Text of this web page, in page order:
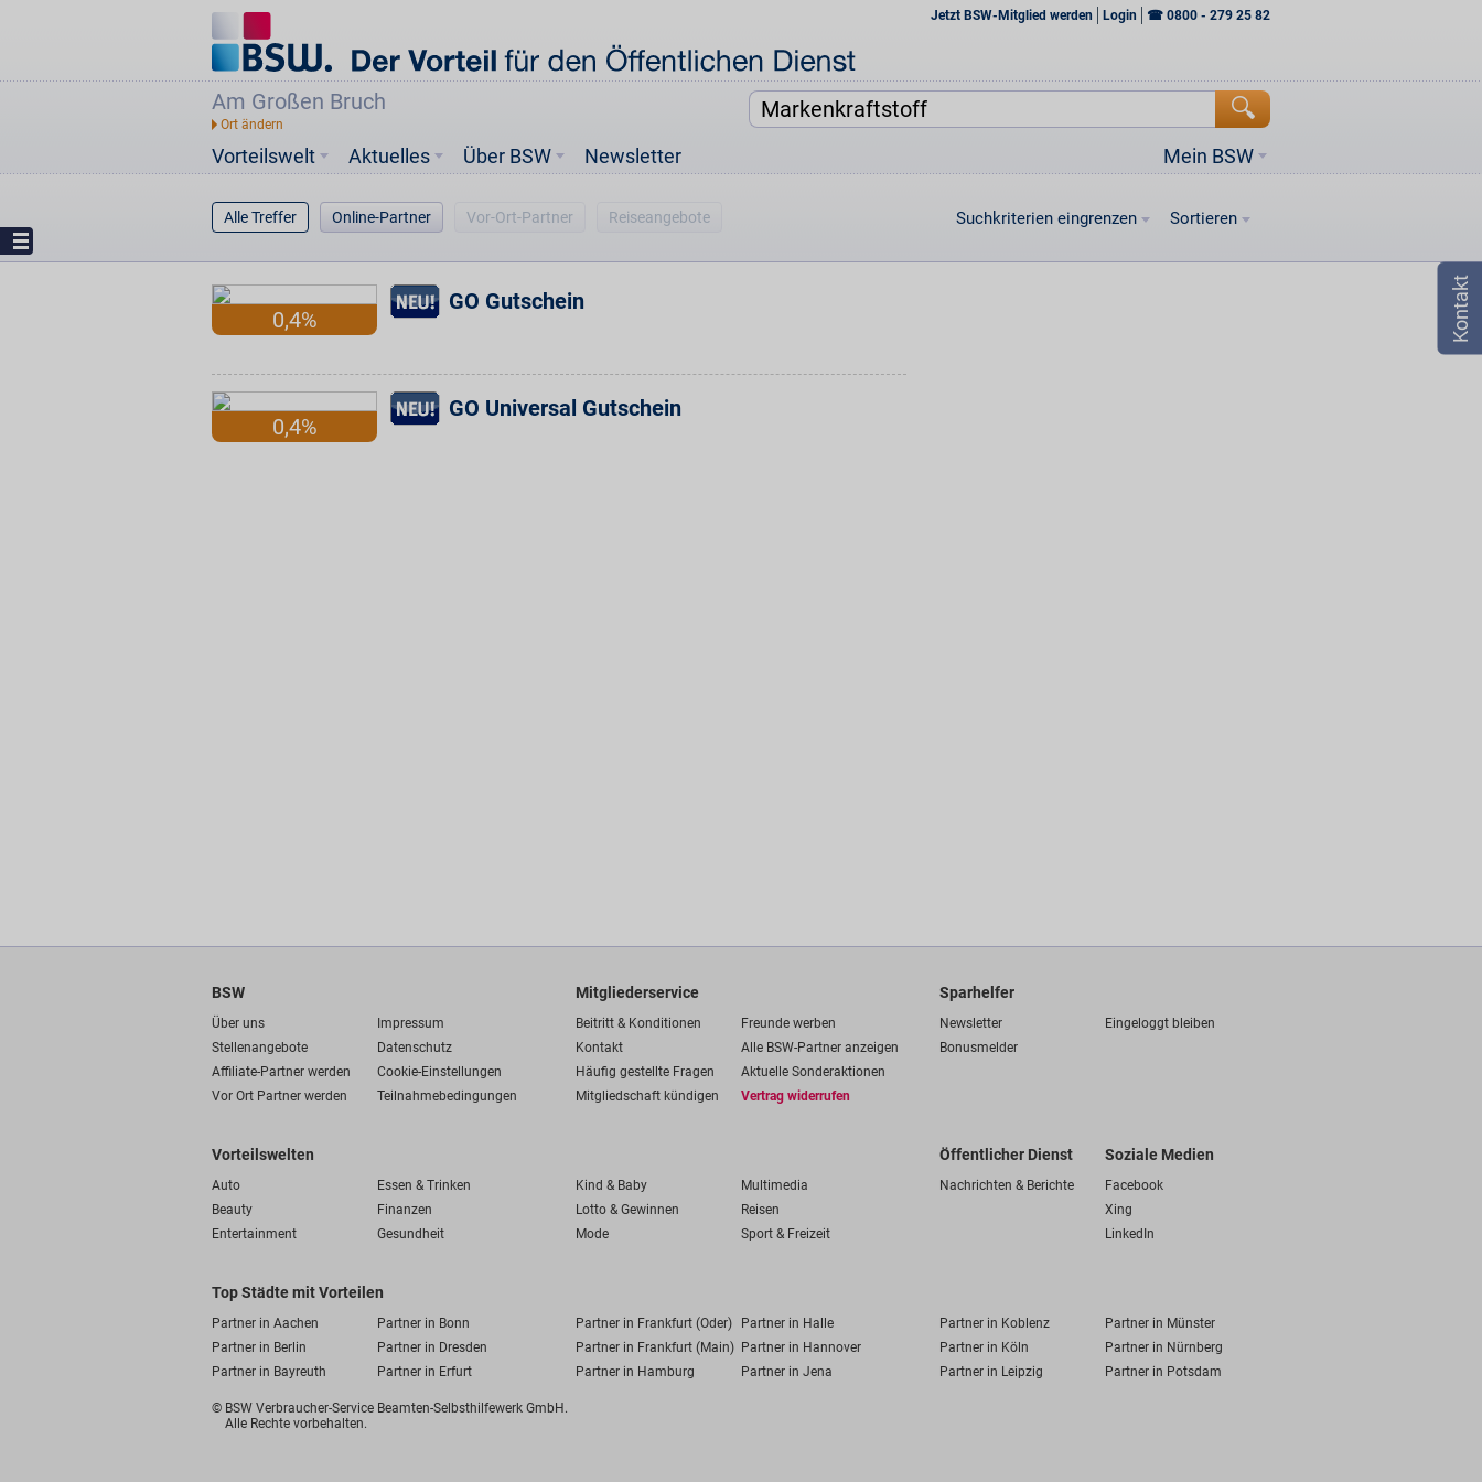
Jetzt BSW-Mitglied werden Login ☎ 0800 - 279 25 82
Am Großen Bruch
Vorteilswelt Mein BSW
Aktuelles Über BSW Newsletter
Alle Treffer Online-Partner Vor-Ort-Partner Reiseangebote Suchkriterien eingrenzen Sortieren
0,4%
GO Gutschein
0,4%
GO Universal Gutschein
BSW
Über uns
Impressum
Stellenangebote
Datenschutz
Affiliate-Partner werden
Cookie-Einstellungen
Vor Ort Partner werden
Teilnahmebedingungen
Mitgliederservice
Beitritt & Konditionen
Freunde werben
Kontakt
Alle BSW-Partner anzeigen
Häufig gestellte Fragen
Aktuelle Sonderaktionen
Mitgliedschaft kündigen
Vertrag widerrufen
Sparhelfer
Newsletter
Eingeloggt bleiben
Bonusmelder
Vorteilswelten
Auto Essen & Trinken Kind & Baby
Multimedia
Beauty
Finanzen Lotto & Gewinnen
Reisen
Entertainment
Gesundheit Mode Sport & Freizeit
Öffentlicher Dienst
Nachrichten & Berichte
Soziale Medien
Facebook
Xing
LinkedIn
Top Städte mit Vorteilen
Partner in Aachen Partner in Bonn Partner in Frankfurt (Oder) Partner in Halle Partner in Koblenz
Partner in Münster
Partner in Berlin
Partner in Dresden Partner in Frankfurt (Main) Partner in Hannover Partner in Köln
Partner in Nürnberg
Partner in Bayreuth
Partner in Erfurt Partner in Hamburg Partner in Jena Partner in Leipzig Partner in Potsdam
© BSW Verbraucher-Service Beamten-Selbsthilfewerk GmbH.
Alle Rechte vorbehalten.